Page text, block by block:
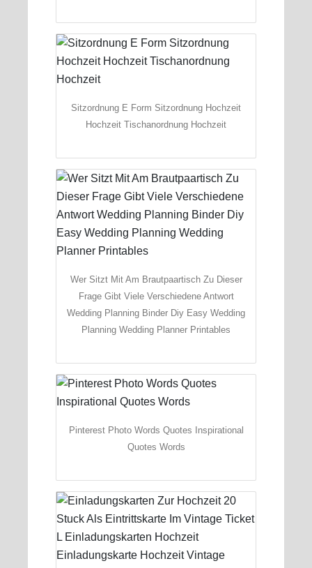
Sitzordnung E Form Sitzordnung Hochzeit
Hochzeit Tischanordnung Hochzeit
Wer Sitzt Mit Am Brautpaartisch Zu Dieser
Frage Gibt Viele Verschiedene Antwort
Wedding Planning Binder Diy Easy Wedding
Planning Wedding Planner Printables
Pinterest Photo Words Quotes Inspirational
Quotes Words